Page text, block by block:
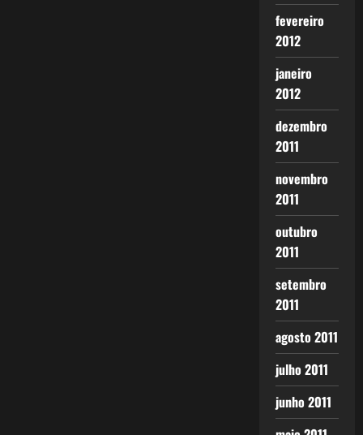
fevereiro
2012
janeiro
2012
dezembro
2011
novembro
2011
outubro
2011
setembro
2011
agosto 2011
julho 2011
junho 2011